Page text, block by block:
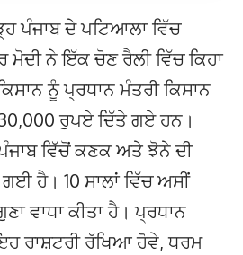
ਪੰਜਾਬ ਦੇ ਪਟਿਆਲਾ ਵਿੱਚ
ਮੋਦੀ ਨੇ ਇੱਕ ਚੋਣ ਰੈਲੀ ਵਿੱਚ ਕਿਹਾ
ਨੂੰ ਪ੍ਰਧਾਨ ਮੰਤਰੀ ਕਿਸਾਨ
ਰੁਪਏ ਦਿੱਤੇ ਗਏ ਹਨ।
ਪੰਜਾਬ ਵਿੱਚੋਂ ਕਣਕ ਅਤੇ ਝੋਨੇ ਦੀ
ਗਈ ਹੈ। 10 ਸਾਲਾਂ ਵਿੱਚ ਅਸੀਂ
ਵਾਧਾ ਕੀਤਾ ਹੈ। ਪ੍ਰਧਾਨ
ਰਾਸ਼ਟਰੀ ਰੱਖਿਆ ਹੋਵੇ, ਧਰਮ